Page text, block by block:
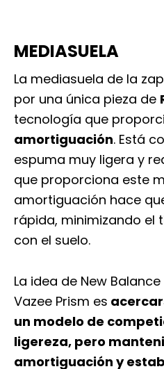
MEDIASUELA
La mediasuela de la
por una única pieza de
tecnología que
amortiguación. Está
espuma muy ligera y
que proporciona este
amortiguación hace
rápida, minimizando el
con el suelo.
La idea de New
Vazee Prism es
un modelo de
ligereza, pero
amortiguación y